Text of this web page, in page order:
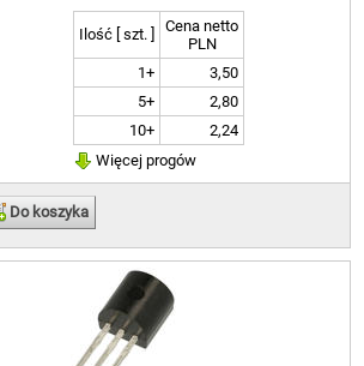
Ilość [ szt. ]
Cena netto
PLN
1+
3,50
5+
2,80
10+
2,24
Więcej progów
Do koszyka